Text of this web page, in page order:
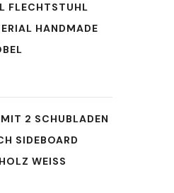
FLECHTSTUHL
HANDMADE
2 SCHUBLADEN
SIDEBOARD
WEISS